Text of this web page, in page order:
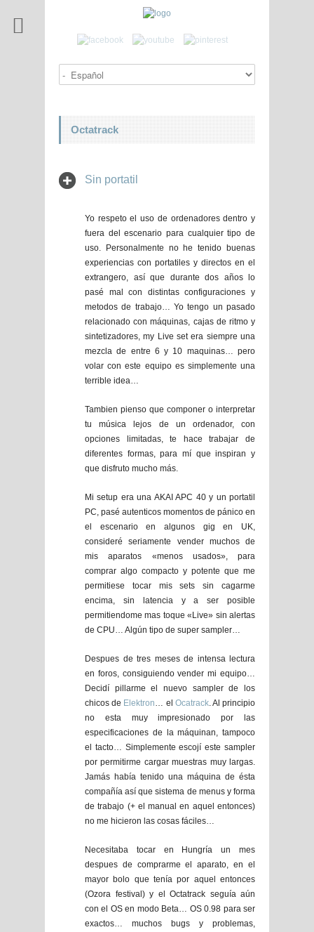
Octatrack
Sin portatil
Yo respeto el uso de ordenadores dentro y
fuera del escenario para cualquier tipo de
uso. Personalmente no he tenido buenas
experiencias con portatiles y directos en el
extrangero, así que durante dos años lo
pasé mal con distintas configuraciones y
metodos de trabajo… Yo tengo un pasado
relacionado con máquinas, cajas de ritmo y
sintetizadores, my Live set era siempre una
mezcla de entre 6 y 10 maquinas… pero
volar con este equipo es simplemente una
terrible idea…
Tambien pienso que componer o interpretar
tu música lejos de un ordenador, con
opciones limitadas, te hace trabajar de
diferentes formas, para mí que inspiran y
que disfruto mucho más.
Mi setup era una AKAI APC 40 y un portatil
PC, pasé autenticos momentos de pánico en
el escenario en algunos gig en UK,
consideré seriamente vender muchos de
mis aparatos «menos usados», para
comprar algo compacto y potente que me
permitiese tocar mis sets sin cagarme
encima, sin latencia y a ser posible
permitiendome mas toque «Live» sin alertas
de CPU… Algún tipo de super sampler…
Despues de tres meses de intensa lectura
en foros, consiguiendo vender mi equipo…
Decidí pillarme el nuevo sampler de los
chicos de Elektron… el Ocatrack. Al principio
no esta muy impresionado por las
especificaciones de la máquinan, tampoco
el tacto… Simplemente escojí este sampler
por permitirme cargar muestras muy largas.
Jamás había tenido una máquina de ésta
compañía así que sistema de menus y forma
de trabajo (+ el manual en aquel entonces)
no me hicieron las cosas fáciles…
Necesitaba tocar en Hungría un mes
despues de comprarme el aparato, en el
mayor bolo que tenía por aquel entonces
(Ozora festival) y el Octatrack seguía aún
con el OS en modo Beta… OS 0.98 para ser
exactos… muchos bugs y problemas,